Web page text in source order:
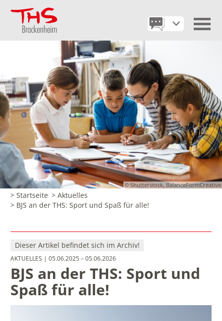
© Shutterstock, BalanceFormCreative
> Startseite > Aktuelles
> BJS an der THS: Sport und Spaß für alle!
Dieser Artikel befindet sich im Archiv!
AKTUELLES | 05.06.2025 – 05.06.2026
BJS an der THS: Sport und
Spaß für alle!